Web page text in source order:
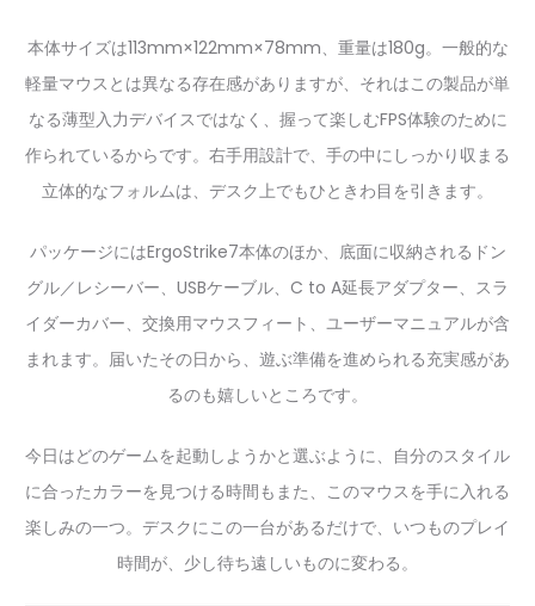
本体サイズは113mm×122mm×78mm、重量は180g。一般的な
軽量マウスとは異なる存在感がありますが、それはこの製品が単
なる薄型入力デバイスではなく、握って楽しむFPS体験のために
作られているからです。右手用設計で、手の中にしっかり収まる
立体的なフォルムは、デスク上でもひときわ目を引きます。
パッケージにはErgoStrike7本体のほか、底面に収納されるドン
グル／レシーバー、USBケーブル、C to A延長アダプター、スラ
イダーカバー、交換用マウスフィート、ユーザーマニュアルが含
まれます。届いたその日から、遊ぶ準備を進められる充実感があ
るのも嬉しいところです。
今日はどのゲームを起動しようかと選ぶように、自分のスタイル
に合ったカラーを見つける時間もまた、このマウスを手に入れる
楽しみの一つ。デスクにこの一台があるだけで、いつものプレイ
時間が、少し待ち遠しいものに変わる。